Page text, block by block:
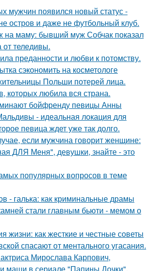
мужчин появился новый статус -
остров и даже не футбольный клуб.
на маму: бывший муж Собчак показал
теледивы.
преданности и любви к потомству.
сэкономить на косметологе
Польши потерей лица.
которых любила вся страна.
бойфренду певицы Анны
- идеальная локация для
певица ждет уже так долго.
если мужчина говорит женщине:
ДЛЯ Меня", девушки, знайте - это
популярных вопросов в теме
- галька: как криминальные драмы
стали главным бьюти - мемом о
жизни: как жесткие и честные советы
спасают от ментального угасания.
Мирослава Карпович,
маши в сериале "Папины Дочки",